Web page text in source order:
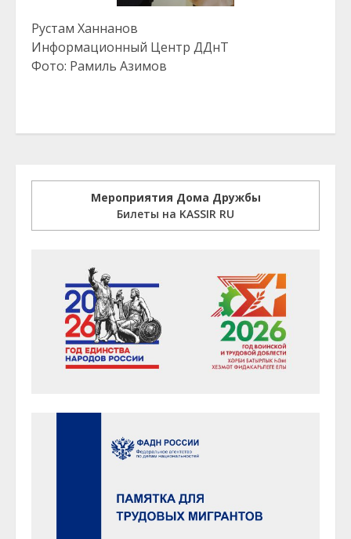
Рустам Ханнанов
Информационный Центр ДДнТ
Фото: Рамиль Азимов
Мероприятия Дома Дружбы
Билеты на KASSIR RU